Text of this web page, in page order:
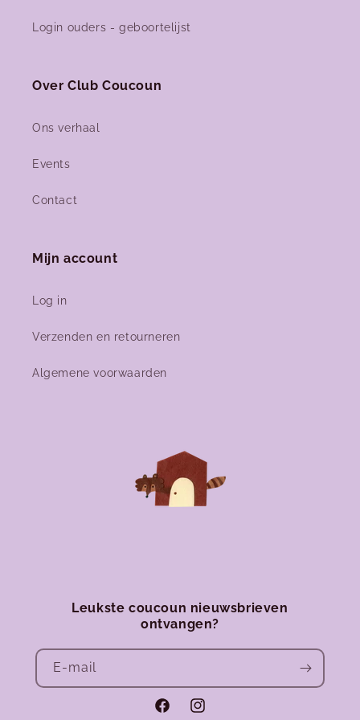
Login ouders - geboortelijst
Over Club Coucoun
Ons verhaal
Events
Contact
Mijn account
Log in
Verzenden en retourneren
Algemene voorwaarden
Leukste coucoun nieuwsbrieven
ontvangen?
E‑mail
FacebookInstagram